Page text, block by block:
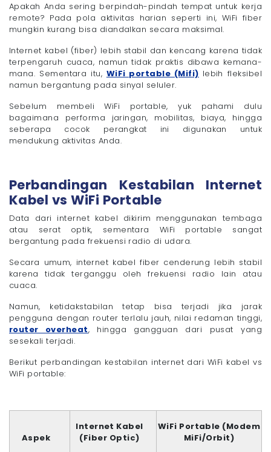
Apakah Anda sering berpindah-pindah tempat untuk kerja
remote? Pada pola aktivitas harian seperti ini, WiFi fiber
mungkin kurang bisa diandalkan secara maksimal.
Internet kabel (fiber) lebih stabil dan kencang karena tidak
terpengaruh cuaca, namun tidak praktis dibawa kemana-
mana. Sementara itu, WiFi portable (Mifi) lebih fleksibel
namun bergantung pada sinyal seluler.
Sebelum membeli WiFi portable, yuk pahami dulu
bagaimana performa jaringan, mobilitas, biaya, hingga
seberapa cocok perangkat ini digunakan untuk
mendukung aktivitas Anda.
Perbandingan Kestabilan Internet
Kabel vs WiFi Portable
Data dari internet kabel dikirim menggunakan tembaga
atau serat optik, sementara WiFi portable sangat
bergantung pada frekuensi radio di udara.
Secara umum, internet kabel fiber cenderung lebih stabil
karena tidak terganggu oleh frekuensi radio lain atau
cuaca.
Namun, ketidakstabilan tetap bisa terjadi jika jarak
pengguna dengan router terlalu jauh, nilai redaman tinggi,
router overheat, hingga gangguan dari pusat yang
sesekali terjadi.
Berikut perbandingan kestabilan internet dari WiFi kabel vs
WiFi portable:
Aspek
Internet Kabel
(Fiber Optic)
WiFi Portable (Modem
MiFi/Orbit)